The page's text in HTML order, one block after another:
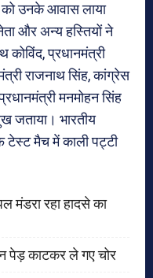
को उनके आवास लाया
और अन्य हस्तियों ने
कोविंद, प्रधानमंत्री
राजनाथ सिंह, कांग्रेस
प्रधानमंत्री मनमोहन सिंह
जताया। भारतीय
टेस्ट मैच में काली पट्टी
मंडरा रहा हादसे का
पेड़ काटकर ले गए चोर